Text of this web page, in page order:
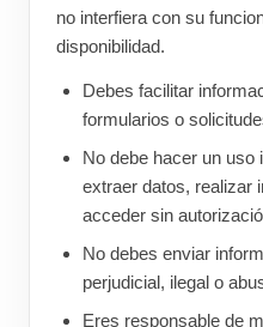
no interfiera con su
disponibilidad.
Debes facilitar
formularios o
No debe hacer un uso
extraer datos, realizar
acceder sin
No debes enviar
perjudicial, ilegal o
Eres responsable de